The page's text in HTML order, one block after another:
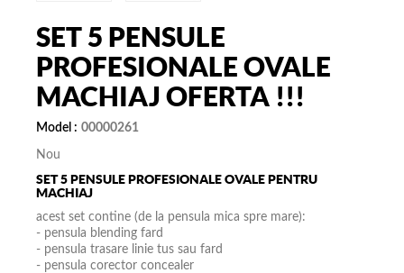
SET 5 PENSULE
PROFESIONALE OVALE
MACHIAJ OFERTA !!!
Model : 00000261
Nou
SET 5 PENSULE PROFESIONALE OVALE PENTRU
MACHIAJ
acest set contine (de la pensula mica spre mare):
- pensula blending fard
- pensula trasare linie tus sau fard
- pensula corector concealer